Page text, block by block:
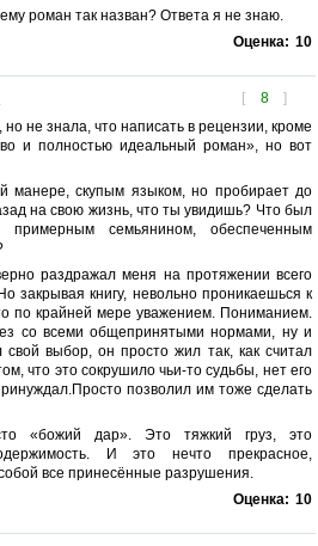
роман так назван? Ответа я не знаю.
Оценка: 10
[ 8 ]
не знала, что написать в рецензии, кроме
и полностью идеальный роман», но вот
манере, скупым языком, но пробирает до
на свою жизнь, что ты увидишь? Что был
семьянином, обеспеченным
раздражал меня на протяжении всего
закрывая книгу, невольно проникаешься к
по крайней мере уважением. Пониманием.
со всеми общепринятыми нормами, ну и
выбор, он просто жил так, как считал
что это сокрушило чьи-то судьбы, нет его
позволил им тоже сделать
«божий дар». Это тяжкий груз, это
И это нечто прекрасное,
все принесённые разрушения.
Оценка: 10